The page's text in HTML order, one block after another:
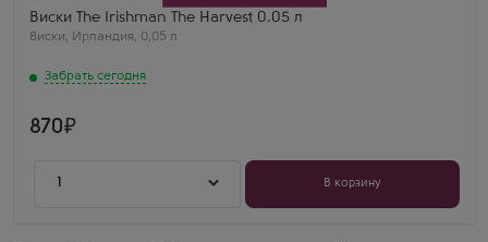
Виски The Irishman The Harvest 0.05 л
Виски, Ирландия, 0,05 л
Забрать сегодня
870
1 В корзину